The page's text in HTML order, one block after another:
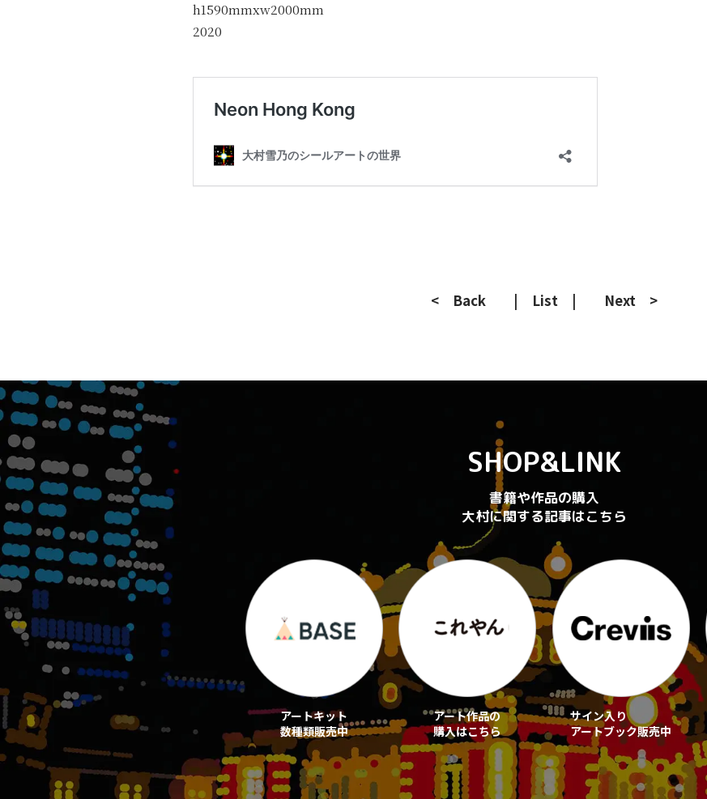
h1590mmxw2000mm
2020
< Back | List | Next >
SHOP&LINK
書籍や作品の購入
大村に関する記事はこちら
アートキット
数種類販売中
アート作品の
購入はこちら
サイン入り
アートブック販売中